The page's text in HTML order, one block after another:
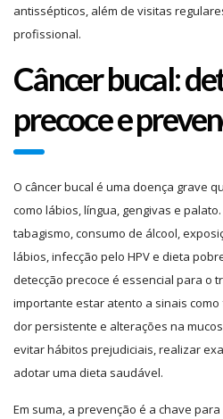
antissépticos, além de visitas
profissional.
Câncer bucal:
precoce e
O câncer bucal é uma doença grave
como lábios, língua, gengivas e
tabagismo, consumo de álcool,
lábios, infecção pelo HPV e dieta
detecção precoce é essencial para o
importante estar atento a sinais
dor persistente e alterações na
evitar hábitos prejudiciais, realizar
adotar uma dieta saudável.
Em suma, a prevenção é a chave